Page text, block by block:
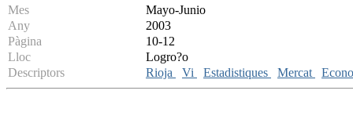
Mes
Mayo-Junio
Any
2003
Pàgina
10-12
Lloc
Logro?o
Descriptors
Rioja Vi Estadistiques Mercat